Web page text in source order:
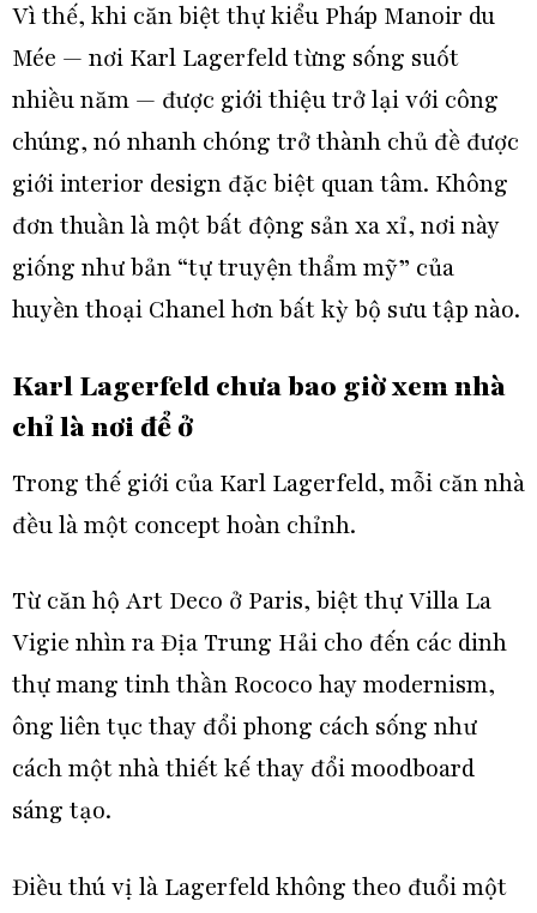
Vì thế, khi căn biệt thự kiểu Pháp Manoir du
Mée — nơi Karl Lagerfeldtừng sống suốt
nhiều năm — được giới thiệu trở lại với công
chúng, nó nhanh chóng trở thành chủ đề được
giới interior design đặc biệt quan tâm. Không
đơn thuần là một bất động sản xa xỉ, nơi này
giống như bản “tự truyện thẩm mỹ” của
huyền thoại Chanel hơn bất kỳ bộ sưu tập nào.
Karl Lagerfeld chưa bao giờ xem nhà
chỉ là nơi để ở
Trong thế giới của Karl Lagerfeld, mỗi căn nhà
đều là một concept hoàn chỉnh.
Từ căn hộ Art Deco ở Paris, biệt thự Villa La
Vigie nhìn ra Địa Trung Hải cho đến các dinh
thự mang tinh thần Rococo hay modernism,
ông liên tục thay đổi phong cách sống như
cách một nhà thiết kế thay đổi moodboard
sáng tạo.
Điều thú vị là Lagerfeld không theo đuổi một